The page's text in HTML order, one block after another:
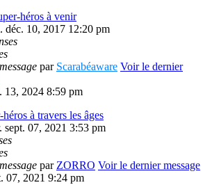
héros à venir
déc. 10, 2017 12:20 pm
par Scarabéaware Voir le dernier
13, 2024 8:59 pm
héros à travers les âges
sept. 07, 2021 3:53 pm
parZORRO Voir le dernier message
07, 2021 9:24 pm